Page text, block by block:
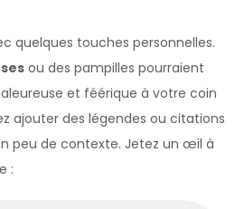
quelques touches personnelles.
ou des pampilles pourraient
et féérique à votre coin
ajouter des légendes ou citations
peu de contexte. Jetez un œil à
: